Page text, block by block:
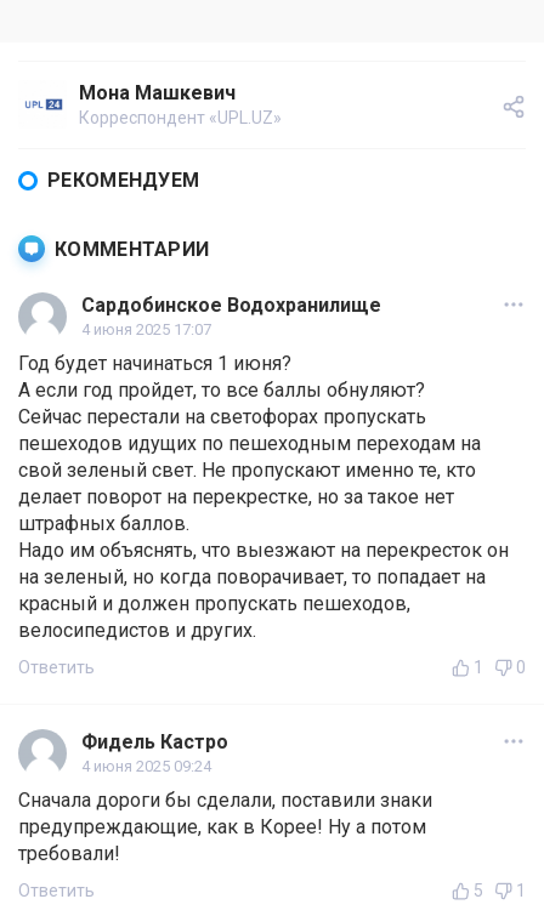
Мона Машкевич
Корреспондент «UPL.UZ»
РЕКОМЕНДУЕМ
КОММЕНТАРИИ
Сардобинское Водохранилище
4 июня 2025 17:07
Год будет начинаться 1 июня?
А если год пройдет, то все баллы обнуляют?
Сейчас перестали на светофорах пропускать
пешеходов идущих по пешеходным переходам на
свой зеленый свет. Не пропускают именно те, кто
делает поворот на перекрестке, но за такое нет
штрафных баллов.
Надо им объяснять, что выезжают на перекресток он
на зеленый, но когда поворачивает, то попадает на
красный и должен пропускать пешеходов,
велосипедистов и других.
Ответить 1 0
Фидель Кастро
4 июня 2025 09:24
Сначала дороги бы сделали, поставили знаки
предупреждающие, как в Корее! Ну а потом
требовали!
Ответить 5 1